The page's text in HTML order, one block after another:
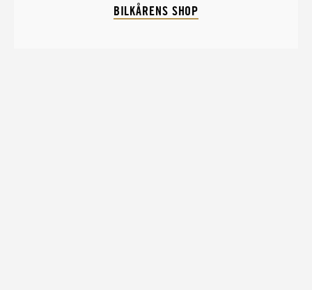
BILKÅRENS SHOP